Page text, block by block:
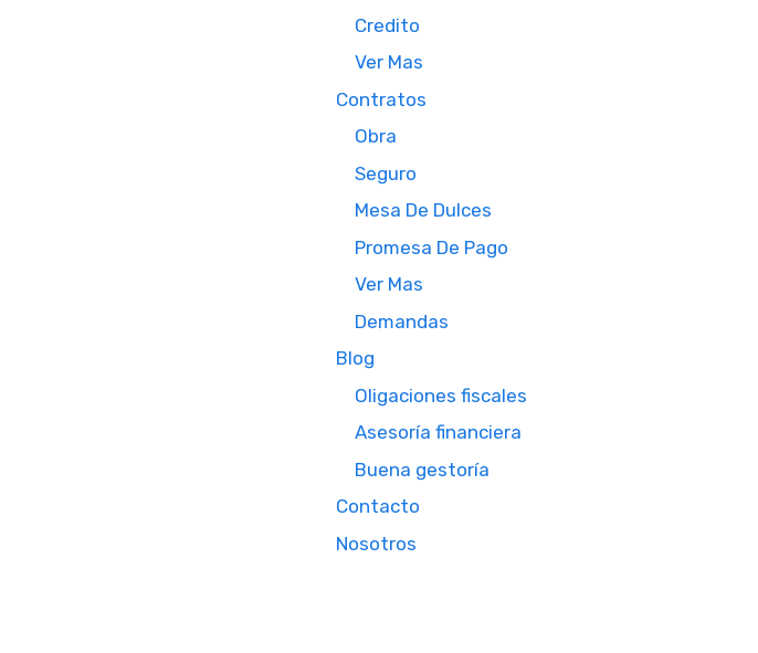
Credito
Ver Mas
Contratos
Obra
Seguro
Mesa De Dulces
Promesa De Pago
Ver Mas
Demandas
Blog
Oligaciones fiscales
Asesoría financiera
Buena gestoría
Contacto
Nosotros